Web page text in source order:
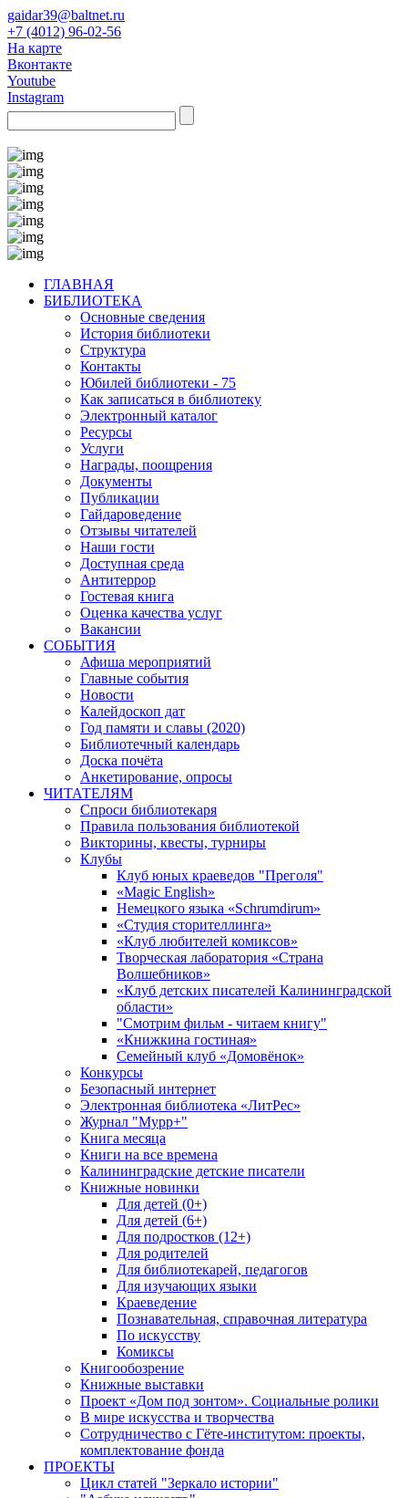
gaidar39@baltnet.ru
+7 (4012) 96-02-56
На карте
Вконтакте
Youtube
Instagram
ГЛАВНАЯ
БИБЛИОТЕКА
Основные сведения
История библиотеки
Структура
Контакты
Юбилей библиотеки - 75
Как записаться в библиотеку
Электронный каталог
Ресурсы
Услуги
Награды, поощрения
Документы
Публикации
Гайдароведение
Отзывы читателей
Наши гости
Доступная среда
Антитеррор
Гостевая книга
Оценка качества услуг
Вакансии
СОБЫТИЯ
Афиша мероприятий
Главные события
Новости
Калейдоскоп дат
Год памяти и славы (2020)
Библиотечный календарь
Доска почёта
Анкетирование, опросы
ЧИТАТЕЛЯМ
Спроси библиотекаря
Правила пользования библиотекой
Викторины, квесты, турниры
Клубы
Клуб юных краеведов "Преголя"
«Magic English»
Немецкого языка «Schrumdirum»
«Студия сторителлинга»
«Клуб любителей комиксов»
Творческая лаборатория «Страна
Волшебников»
«Клуб детских писателей Калининградской
области»
"Смотрим фильм - читаем книгу"
«Книжкина гостиная»
Семейный клуб «Домовёнок»
Конкурсы
Безопасный интернет
Электронная библиотека «ЛитРес»
Журнал "Мурр+"
Книга месяца
Книги на все времена
Калининградские детские писатели
Книжные новинки
Для детей (0+)
Для детей (6+)
Для подростков (12+)
Для родителей
Для библиотекарей, педагогов
Для изучающих языки
Краеведение
Познавательная, справочная литература
По искусству
Комиксы
Книгообозрение
Книжные выставки
Проект «Дом под зонтом». Социальные ролики
В мире искусства и творчества
Сотрудничество с Гёте-институтом: проекты,
комплектование фонда
ПРОЕКТЫ
Цикл статей "Зеркало истории"